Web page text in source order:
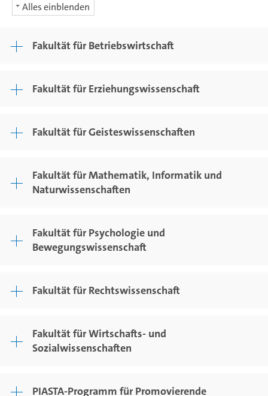
Alles einblenden
Fakultät für Betriebswirtschaft
Fakultät für Erziehungswissenschaft
Fakultät für Geisteswissenschaften
Fakultät für Mathematik, Informatik und
Naturwissenschaften
Fakultät für Psychologie und
Bewegungswissenschaft
Fakultät für Rechtswissenschaft
Fakultät für Wirtschafts- und
Sozialwissenschaften
PIASTA-Programm für Promovierende